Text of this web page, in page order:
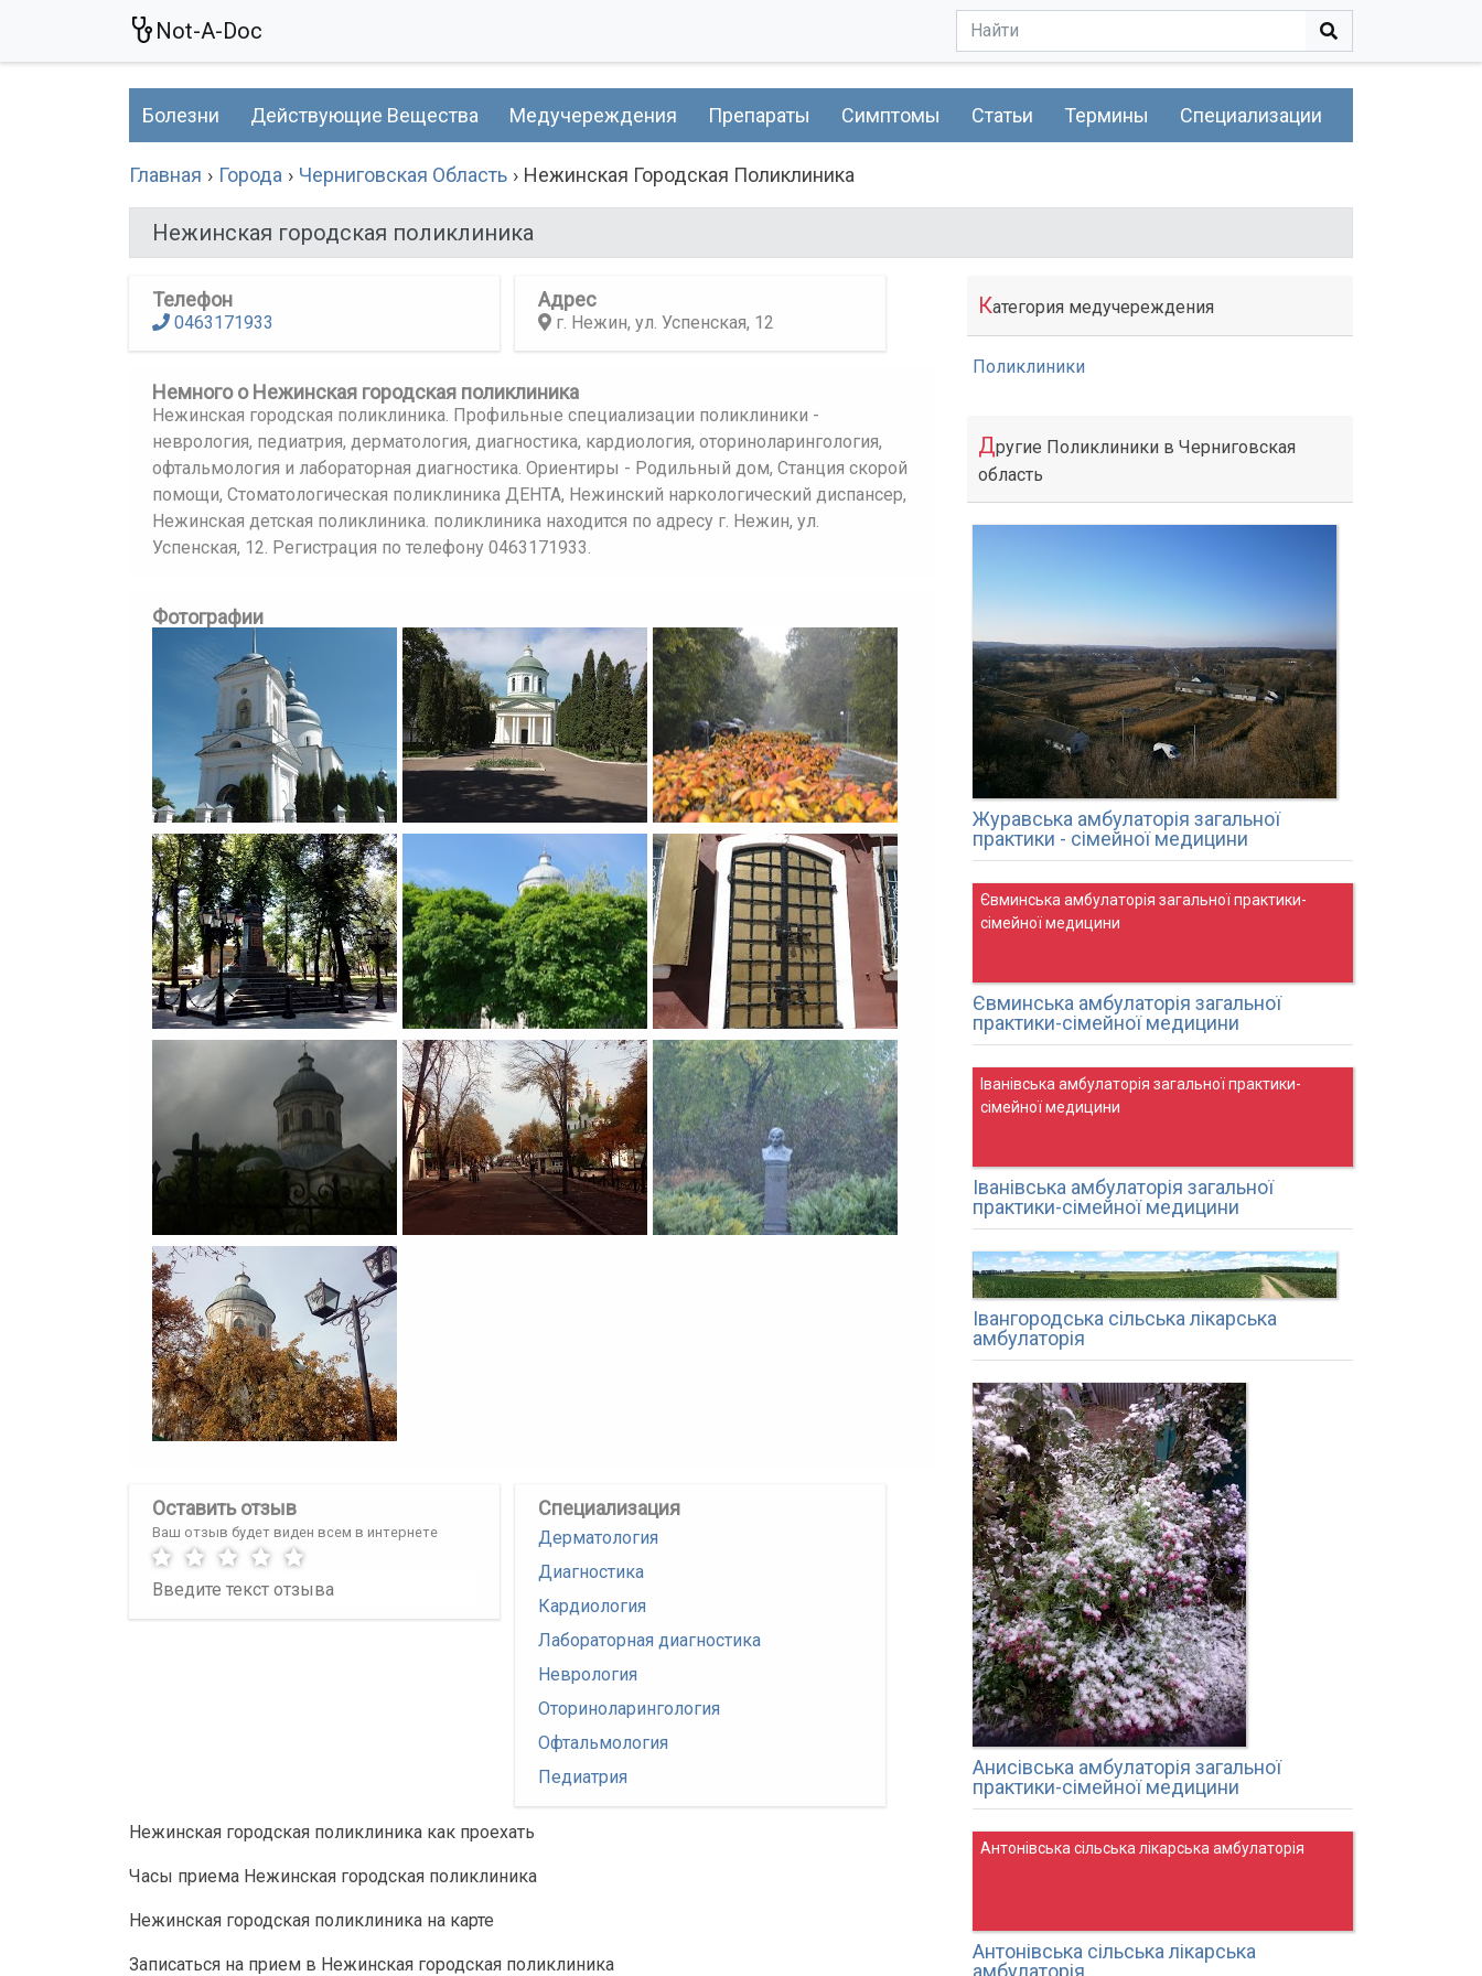
Not-A-Doc
Болезни Действующие Вещества Медучереждения Препараты Симптомы Статьи Термины Специализации
Главная Города Черниговская Область Нежинская Городская Поликлиника
Нежинская городская поликлиника
Телефон
0463171933
Адрес
г. Нежин, ул. Успенская, 12
Немного о Нежинская городская поликлиника
Нежинская городская поликлиника. Профильные специализации поликлиники -
неврология, педиатрия, дерматология, диагностика, кардиология, оториноларингология,
офтальмология и лабораторная диагностика. Ориентиры - Родильный дом, Станция скорой
помощи, Стоматологическая поликлиника ДЕНТА, Нежинский наркологический диспансер,
Нежинская детская поликлиника. поликлиника находится по адресу г. Нежин, ул.
Успенская, 12. Регистрация по телефону 0463171933.
Фотографии
Оставить отзыв
Ваш отзыв будет виден всем в интернете
Специализация
Дерматология
Диагностика
Кардиология
Лабораторная диагностика
Неврология
Оториноларингология
Офтальмология
Педиатрия
Нежинская городская поликлиника как проехать
Часы приема Нежинская городская поликлиника
Нежинская городская поликлиника на карте
Записаться на прием в Нежинская городская поликлиника
Категория медучереждения
Поликлиники
Другие Поликлиники в Черниговская
область
Журавська амбулаторія загальної
практики - сімейної медицини
Євминська амбулаторія загальної практики-
сімейної медицини
Євминська амбулаторія загальної
практики-сімейної медицини
Іванівська амбулаторія загальної практики-
сімейної медицини
Іванівська амбулаторія загальної
практики-сімейної медицини
Івангородська сільська лікарська
амбулаторія
Анисівська амбулаторія загальної
практики-сімейної медицини
Антонівська сільська лікарська амбулаторія
Антонівська сільська лікарська
амбулаторія